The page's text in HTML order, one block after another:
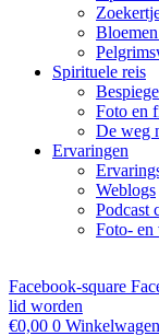
Spirituele reis
Foto en
De weg
Ervaringen
Weblogs
Podcast
Foto- en
Facebook-square
lid worden
€0,00 0 Winkelwagen